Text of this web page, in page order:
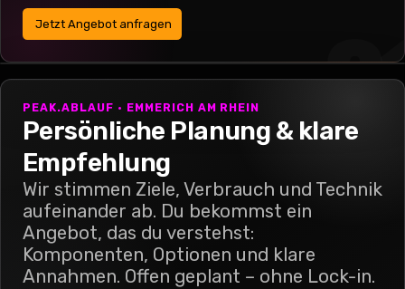
Jetzt Angebot anfragen
PEAK.ABLAUF · EMMERICH AM RHEIN
Persönliche Planung & klare
Empfehlung
Wir stimmen Ziele, Verbrauch und Technik
aufeinander ab. Du bekommst ein
Angebot, das du verstehst:
Komponenten, Optionen und klare
Annahmen. Offen geplant – ohne Lock-in.